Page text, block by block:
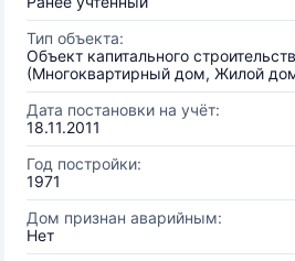
Тип объекта:
Объект капитального
(Многоквартирный дом, Жилой
Дата постановки на учёт:
18.11.2011
Год постройки:
1971
Дом признан аварийным:
Нет